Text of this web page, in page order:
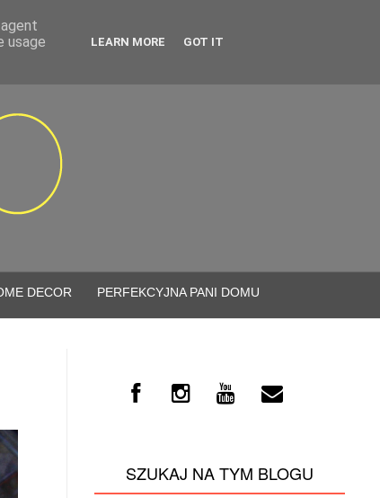
DECOR PERFEKCYJNA PANI DOMU
SZUKAJ NA TYM BLOGU
usage
LEARN MORE GOT IT